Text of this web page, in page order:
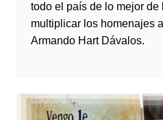
todo el país de lo mejor de
multiplicar los homenajes
Armando Hart Dávalos.